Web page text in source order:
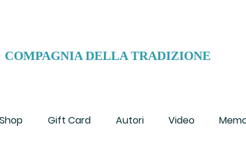
COMPAGNIA DELLA TRADIZIONE
Gift Card Autori Video